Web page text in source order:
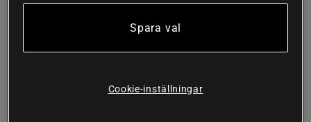
XC-Classic FloorStand är utformad med ett friktionsmaterial
så du står stadigt under passet. Plattformen är även
konstruerad med hjul för att smidiggöra en eventuell
omplacering.
Spara val
Cookie-inställningar